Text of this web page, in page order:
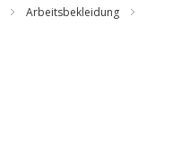
Arbeitsbekleidung